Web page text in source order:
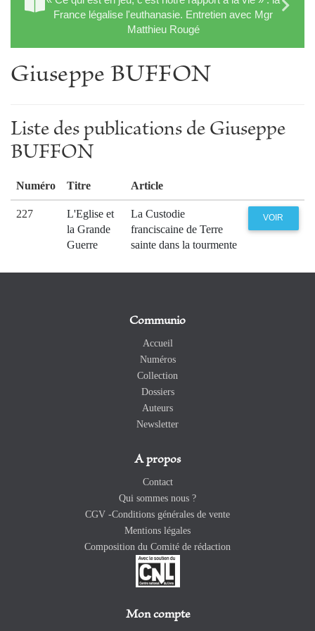
France légalise l'euthanasie. Entretien avec Mgr
Matthieu Rougé
Giuseppe BUFFON
Liste des publications de Giuseppe
BUFFON
Numéro Titre Article
227
L'Eglise et
la Grande
Guerre
La Custodie
franciscaine de Terre
sainte dans la tourmente
VOIR
Communio
Accueil
Numéros
Collection
Dossiers
Auteurs
Newsletter
A propos
Contact
Qui sommes nous ?
CGV -Conditions générales de vente
Mentions légales
Composition du Comité de rédaction
Mon compte